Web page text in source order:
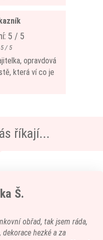
/ 5
opravdová
která ví co je
říkají...
Š.
obřad, tak jsem ráda,
hezké a za